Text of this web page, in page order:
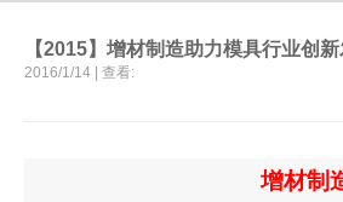
【2015】增材制造助力模具行业创
2016/1/14 | 查看:
增材制